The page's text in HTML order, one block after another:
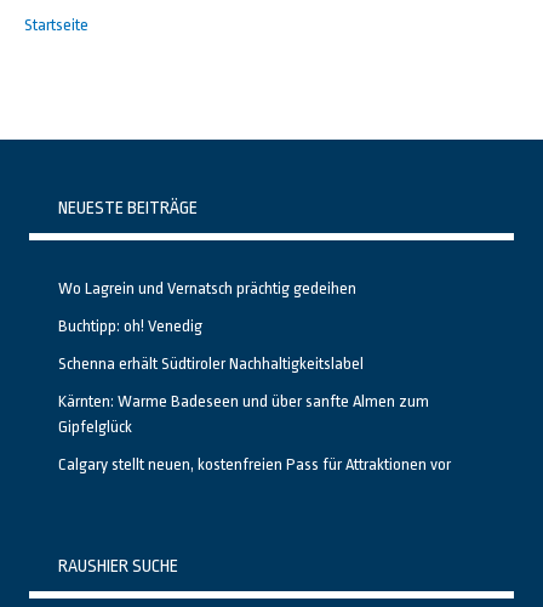
Startseite
NEUESTE BEITRÄGE
Wo Lagrein und Vernatsch prächtig gedeihen
Buchtipp: oh! Venedig
Schenna erhält Südtiroler Nachhaltigkeitslabel
Kärnten: Warme Badeseen und über sanfte Almen zum
Gipfelglück
Calgary stellt neuen, kostenfreien Pass für Attraktionen vor
RAUSHIER SUCHE